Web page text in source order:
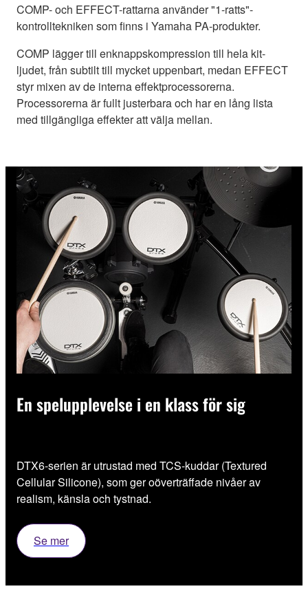
COMP- och EFFECT-rattarna använder "1-ratts"-
kontrolltekniken som finns i Yamaha PA-produkter.
COMP lägger till enknappskompression till hela kit-
ljudet, från subtilt till mycket uppenbart, medan EFFECT
styr mixen av de interna effektprocessorerna.
Processorerna är fullt justerbara och har en lång lista
med tillgängliga effekter att välja mellan.
En spelupplevelse i en klass för sig
DTX6-serien är utrustad med TCS-kuddar (Textured
Cellular Silicone), som ger oöverträffade nivåer av
realism, känsla och tystnad.
Se mer